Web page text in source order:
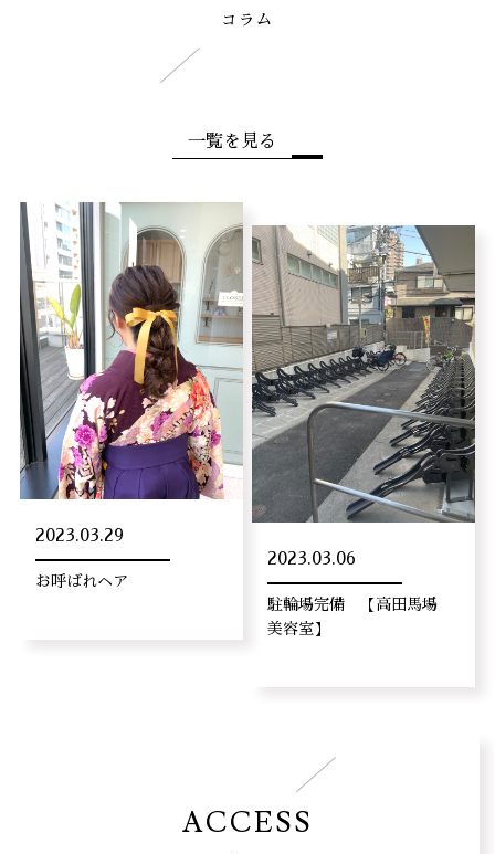
コラム
一覧を見る
2023.03.29
お呼ばれヘア
2023.03.06
駐輪場完備 【高田馬場
美容室】
ACCESS